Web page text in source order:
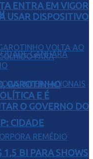
CIDADE
1,5 BI PARA SHOWS
ENTRA EM VIGOR
USAR DISPOSITIVO
GAROTINHO
E É
O GOVERNO DO